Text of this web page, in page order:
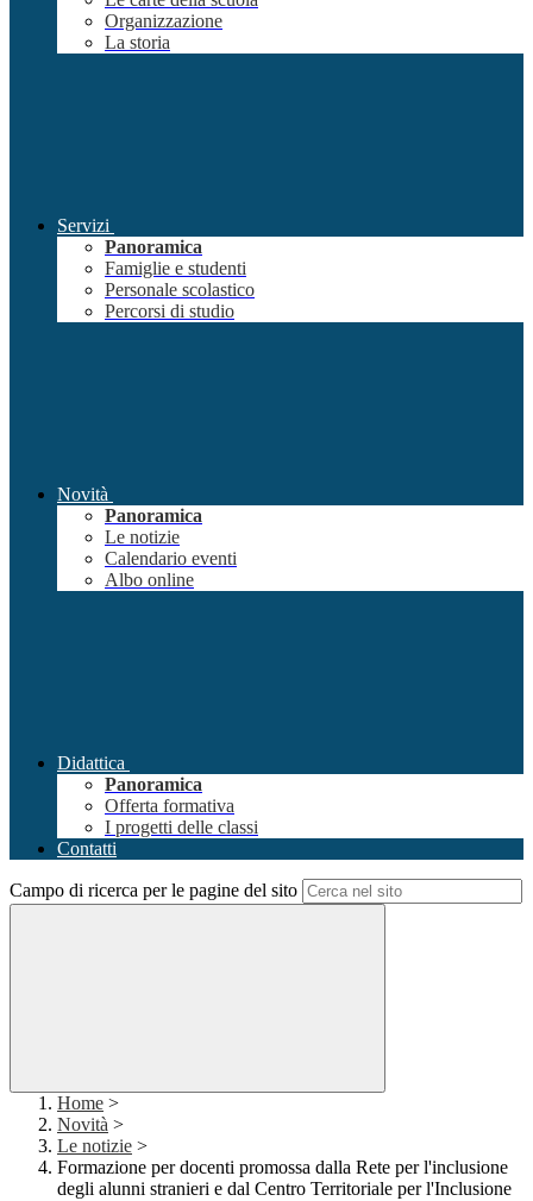
Organizzazione
La storia
Servizi
Panoramica
Famiglie e studenti
Personale scolastico
Percorsi di studio
Novità
Panoramica
Le notizie
Calendario eventi
Albo online
Didattica
Panoramica
Offerta formativa
I progetti delle classi
Contatti
Campo di ricerca per le pagine del sito
Home >
Novità >
Le notizie >
Formazione per docenti promossa dalla Rete per l'inclusione
degli alunni stranieri e dal Centro Territoriale per l'Inclusione